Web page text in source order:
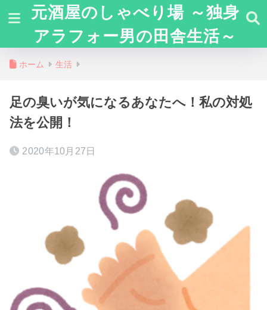
元酒屋のしゃべり場 ～独身
アラフォー男の田舎生活～
ホーム 生活
足の臭いが気になるあなたへ！私の対処
法を公開！
2020年10月27日